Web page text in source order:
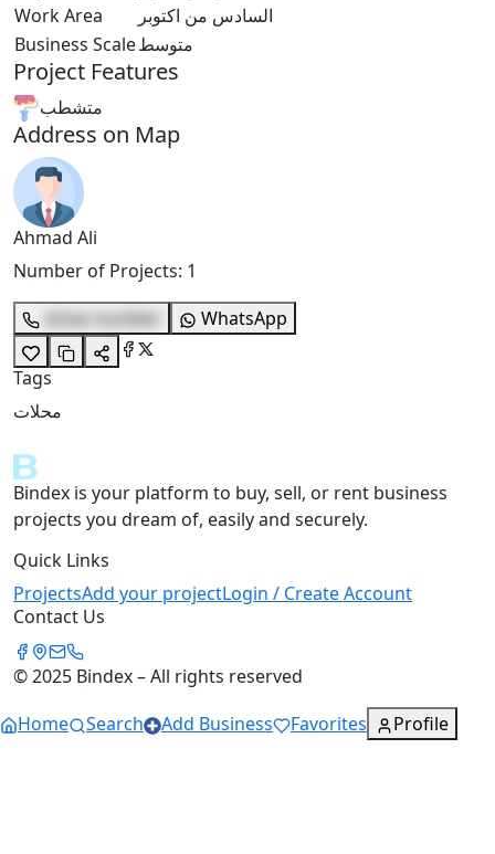
Work Area
السادس من اكتوبر
Business Scaleمتوسط
Project Features
متشطب
Address on Map
Ahmad Ali
Number of Projects: 1
show number
WhatsApp
Tags
محلات
Bindex is your platform to buy, sell, or rent business
projects you dream of, easily and securely.
Quick Links
ProjectsAdd your projectLogin / Create Account
Contact Us
© 2025 Bindex – All rights reserved
Home
Search Add Business Favorites Profile